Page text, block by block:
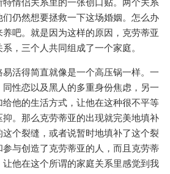
仍然想要拯救一下这场婚姻。怎么办
吧。就是因为这样的原因，克劳蒂亚
，三个人共同组成了一个家庭。
活得简直就像是一个高压锅一样。一
性恋以及黑人的多重身份焦虑，另一
他的生活方式，让他在这种很不平等
。那么克劳蒂亚的出现就完美地填补
个裂缝，或者说暂时地填补了这个裂
与创造了克劳蒂亚的人，而且克劳蒂
他在这个所谓的家庭关系里感觉到我